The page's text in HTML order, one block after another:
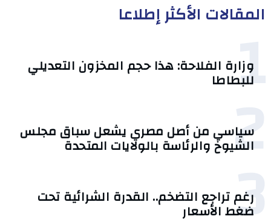
المقالات الأكثر إطلاعا
1
وزارة الفلاحة: هذا حجم المخزون التعديلي
للبطاطا
2
سياسي من أصل مصري يشعل سباق مجلس
الشيوخ والرئاسة بالولايات المتحدة
3
رغم تراجع التضخم.. القدرة الشرائية تحت
ضغط الأسعار